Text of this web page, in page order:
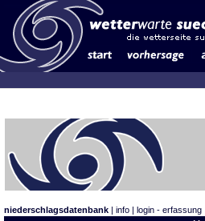
niederschlagsdatenbank | info | login - erfassung